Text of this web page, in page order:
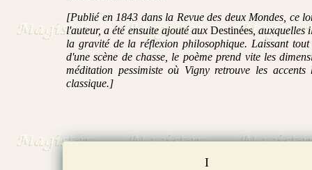
[Publié en 1843 dans la Revue des deux Mondes, ce
l'auteur, a été ensuite ajouté aux Destinées, auxquelles
la gravité de la réflexion philosophique. Laissant
d'une scène de chasse, le poème prend vite les
méditation pessimiste où Vigny retrouve les
classique.]
I